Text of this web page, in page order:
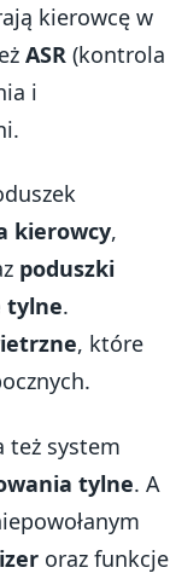
kierowcę w
ASR (kontrola
i
kierowcy,
poduszki
tylne.
, które
też system
tylne. A
oraz funkcje